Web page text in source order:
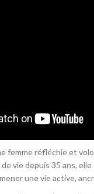
femme réfléchie et
vie depuis 35 ans,
une vie active,